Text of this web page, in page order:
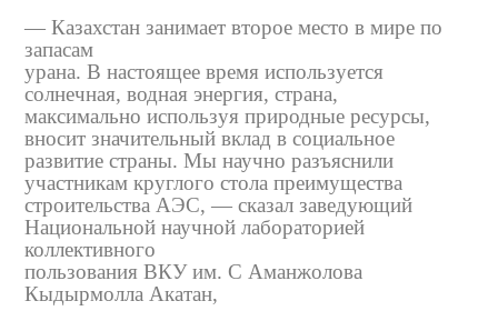
— Казахстан занимает второе место в мире по
запасам
урана. В настоящее время используется
солнечная, водная энергия, страна,
максимально используя природные ресурсы,
вносит значительный вклад в социальное
развитие страны. Мы научно разъяснили
участникам круглого стола преимущества
строительства АЭС, — сказал заведующий
Национальной научной лабораторией
коллективного
пользования ВКУ им. С Аманжолова
Кыдырмолла Акатан,